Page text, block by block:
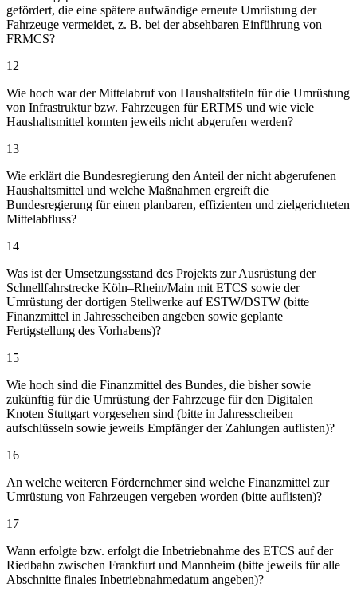
gefördert, die eine spätere aufwändige erneute Umrüstung der
Fahrzeuge vermeidet, z. B. bei der absehbaren Einführung von
FRMCS?
12
Wie hoch war der Mittelabruf von Haushaltstiteln für die Umrüstung
von Infrastruktur bzw. Fahrzeugen für ERTMS und wie viele
Haushaltsmittel konnten jeweils nicht abgerufen werden?
13
Wie erklärt die Bundesregierung den Anteil der nicht abgerufenen
Haushaltsmittel und welche Maßnahmen ergreift die
Bundesregierung für einen planbaren, effizienten und zielgerichteten
Mittelabfluss?
14
Was ist der Umsetzungsstand des Projekts zur Ausrüstung der
Schnellfahrstrecke Köln–Rhein/Main mit ETCS sowie der
Umrüstung der dortigen Stellwerke auf ESTW/DSTW (bitte
Finanzmittel in Jahresscheiben angeben sowie geplante
Fertigstellung des Vorhabens)?
15
Wie hoch sind die Finanzmittel des Bundes, die bisher sowie
zukünftig für die Umrüstung der Fahrzeuge für den Digitalen
Knoten Stuttgart vorgesehen sind (bitte in Jahresscheiben
aufschlüsseln sowie jeweils Empfänger der Zahlungen auflisten)?
16
An welche weiteren Fördernehmer sind welche Finanzmittel zur
Umrüstung von Fahrzeugen vergeben worden (bitte auflisten)?
17
Wann erfolgte bzw. erfolgt die Inbetriebnahme des ETCS auf der
Riedbahn zwischen Frankfurt und Mannheim (bitte jeweils für alle
Abschnitte finales Inbetriebnahmedatum angeben)?